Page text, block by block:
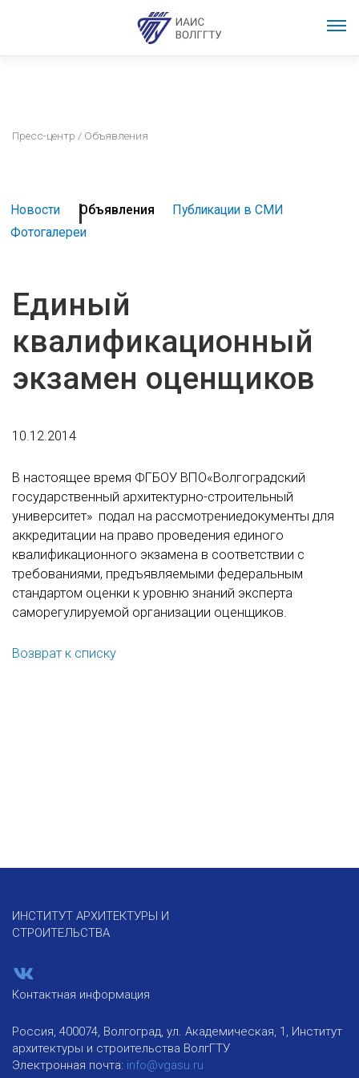
Пресс-центр / Объявления
Новости Объявления
Публикации в СМИ
Фотогалереи
Единый
квалификационный
экзамен оценщиков
10.12.2014
В настоящее время ФГБОУ ВПО«Волгоградский
государственный архитектурно-строительный
университет» подал на рассмотрениедокументы для
аккредитации на право проведения единого
квалификационного экзамена в соответствии с
требованиями, предъявляемыми федеральным
стандартом оценки к уровню знаний эксперта
саморегулируемой организации оценщиков.
Возврат к списку
ИНСТИТУТ АРХИТЕКТУРЫ И
СТРОИТЕЛЬСТВА
Контактная информация
Россия, 400074, Волгоград, ул. Академическая, 1, Институт
архитектуры и строительства ВолгГТУ
Электронная почта: info@vgasu.ru